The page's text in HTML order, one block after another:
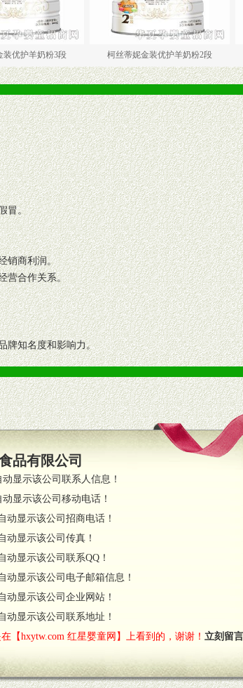
粉3段 柯丝蒂妮金装优护羊奶粉2段
冒。
销商利润。
营合作关系。
牌知名度和影响力。
具。
确保产品顺利销售。
导购支持。
，我们将及时回复您的疑问。
以及时受理记录并合理妥善解决。
时收编销售效果显着的案例，与您共商启动市场。
品有限公司
显示该公司联系人信息！
显示该公司移动电话！
动显示该公司招商电话！
动显示该公司传真！
动显示该公司联系QQ！
动显示该公司电子邮箱信息！
动显示该公司企业网站！
动显示该公司联系地址！
【hxytw.com 红星婴童网】上看到的，谢谢！ 立刻留言